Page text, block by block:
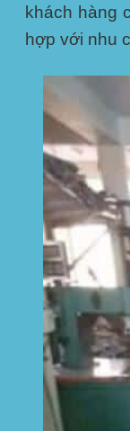
khách hàng
hợp với nhu